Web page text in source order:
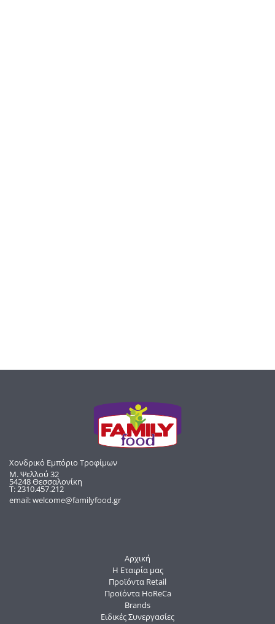
Χονδρικό Εμπόριο Τροφίμων
Μ. Ψελλού 32
54248 Θεσσαλονίκη
Τ: 2310.457.212
email:welcome@familyfood.gr
Αρχική
Η Εταιρία μας
Προϊόντα Retail
Προϊόντα HoReCa
Brands
Ειδικές Συνεργασίες